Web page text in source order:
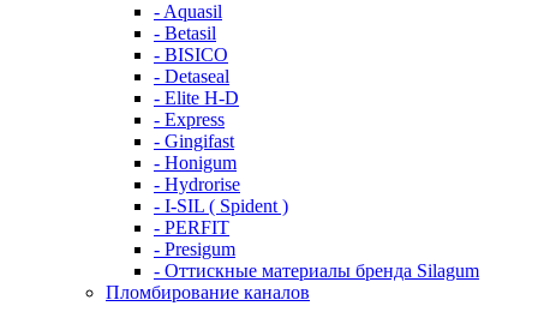
- Aquasil
- Betasil
- BISICO
- Detaseal
- Elite H-D
- Express
- Gingifast
- Honigum
- Hydrorise
- I-SIL ( Spident )
- PERFIT
- Presigum
- Оттискные материалы бренда Silagum
Пломбирование каналов